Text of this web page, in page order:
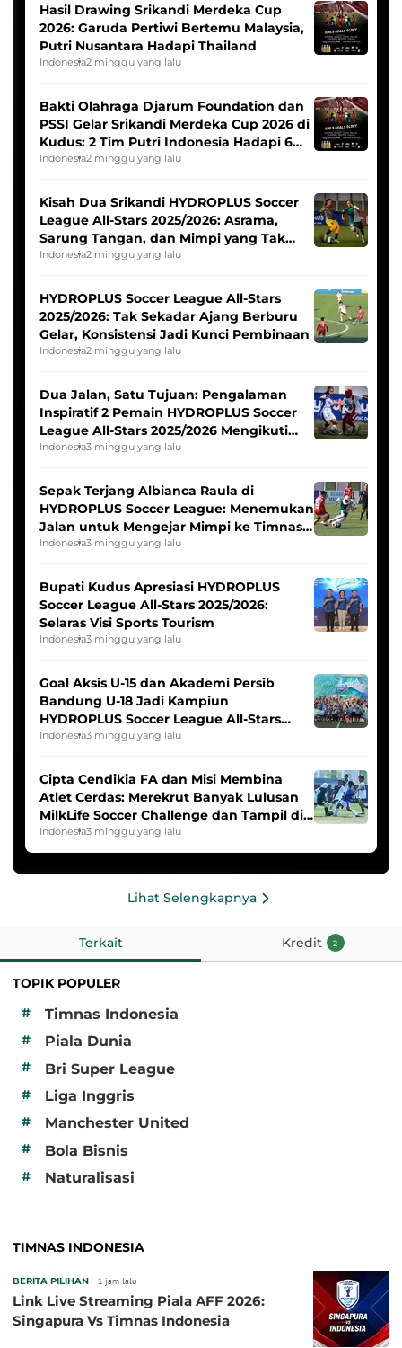
Hasil Drawing Srikandi Merdeka Cup
2026: Garuda Pertiwi Bertemu Malaysia,
Putri Nusantara Hadapi Thailand
Indonesia2 minggu yang lalu
Bakti Olahraga Djarum Foundation dan
PSSI Gelar Srikandi Merdeka Cup 2026 di
Kudus: 2 Tim Putri Indonesia Hadapi 6
Tim Asia
Indonesia2 minggu yang lalu
Kisah Dua Srikandi HYDROPLUS Soccer
League All-Stars 2025/2026: Asrama,
Sarung Tangan, dan Mimpi yang Tak
Pernah Padam
Indonesia2 minggu yang lalu
HYDROPLUS Soccer League All-Stars
2025/2026: Tak Sekadar Ajang Berburu
Gelar, Konsistensi Jadi Kunci Pembinaan
Indonesia2 minggu yang lalu
Dua Jalan, Satu Tujuan: Pengalaman
Inspiratif 2 Pemain HYDROPLUS Soccer
League All-Stars 2025/2026 Mengikuti
Seleksi Timnas Indonesia Putri
Indonesia3 minggu yang lalu
Sepak Terjang Albianca Raula di
HYDROPLUS Soccer League: Menemukan
Jalan untuk Mengejar Mimpi ke Timnas
Indonesia Putri
Indonesia3 minggu yang lalu
Bupati Kudus Apresiasi HYDROPLUS
Soccer League All-Stars 2025/2026:
Selaras Visi Sports Tourism
Indonesia3 minggu yang lalu
Goal Aksis U-15 dan Akademi Persib
Bandung U-18 Jadi Kampiun
HYDROPLUS Soccer League All-Stars
2025/2026
Indonesia3 minggu yang lalu
Cipta Cendikia FA dan Misi Membina
Atlet Cerdas: Merekrut Banyak Lulusan
MilkLife Soccer Challenge dan Tampil di
HYDROPLUS Soccer League
Indonesia3 minggu yang lalu
Lihat Selengkapnya
Terkait Kredit 2
TOPIK POPULER
#
Timnas Indonesia
# Piala Dunia
# Bri Super League
# Liga Inggris
# Manchester United
# Bola Bisnis
# Naturalisasi
TIMNAS INDONESIA
BERITA PILIHAN 1 jam lalu
Link Live Streaming Piala AFF 2026:
Singapura Vs Timnas Indonesia